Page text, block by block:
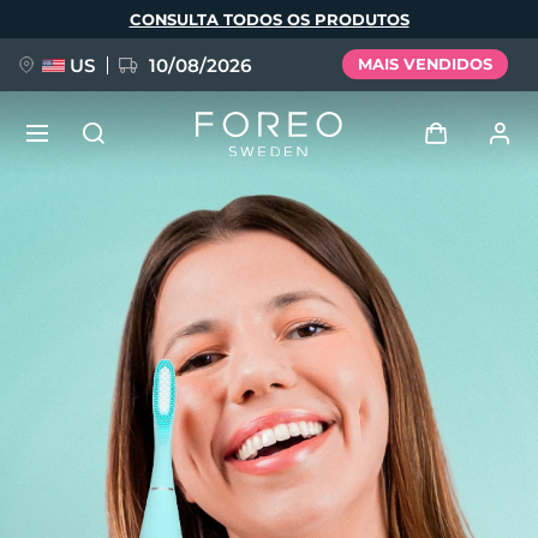
principal
CONSULTA TODOS OS PRODUTOS
US 10/08/2026 MAIS VENDIDOS
Perfil de usuário
Meus aparelhos
Meus pedidos
Meus endereços
As minhas subscrições
NOVIDADE
FAQ™ Pure Beauty-Tech Elixir
BREAKING NEWS
issa™ Teeth Whitening Set
Deutsch
Español
Français
Italiano
Português
Svenska
Русский
简体中文 繁體中文